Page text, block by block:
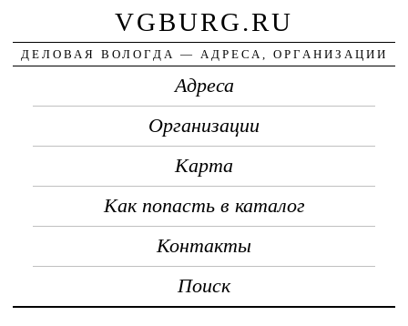
VGBURG.RU
ДЕЛОВАЯ ВОЛОГДА — АДРЕСА, ОРГАНИЗАЦИИ
Адреса
Организации
Карта
Как попасть в каталог
Контакты
Поиск